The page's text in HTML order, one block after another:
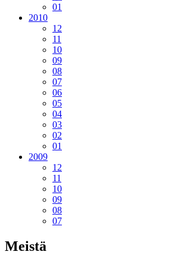
01
2010
12
11
10
09
08
07
06
05
04
03
02
01
2009
12
11
10
09
08
07
Meistä